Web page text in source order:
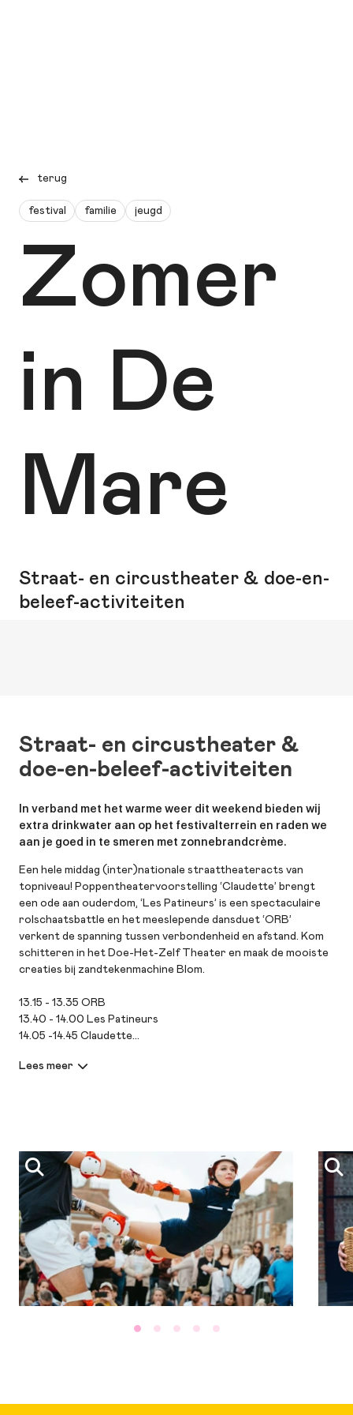
terug
festival familie jeugd
Zomer
in De
Mare
Straat- en circustheater & doe-en-
beleef-activiteiten
Straat- en circustheater &
doe-en-beleef-activiteiten
In verband met het warme weer dit weekend bieden wij
extra drinkwater aan op het festivalterrein en raden we
aan je goed in te smeren met zonnebrandcrème.
Een hele middag (inter)nationale straattheateracts van
topniveau! Poppentheatervoorstelling ‘Claudette’ brengt
een ode aan ouderdom, ‘Les Patineurs’ is een spectaculaire
rolschaatsbattle en het meeslepende dansduet ‘ORB’
verkent de spanning tussen verbondenheid en afstand. Kom
schitteren in het Doe-Het-Zelf Theater en maak de mooiste
creaties bij zandtekenmachine Blom.
13.15 - 13.35 ORB
13.40 - 14.00 Les Patineurs
14.05 -14.45 Claudette
15.35 - 15.55 Les Patineurs
Maleta Company & Cie. Balancetoi – Claudette
Claudette is een eerbetoon aan ouderdom — een viering van
rimpels vol wijsheid en ervaring. Met een combinatie van
jongleren en poppenspel vertelt de voorstelling het verhaal
van een oude dame die zich verzet tegen haar eenzaamheid.
Het volgt de tedere band tussen een kleinkind en een
dromerige oma, die zich weer levendig wil voelen.
15Feet6 – Les Patineurs
Les Patineurs voeren een strijd op het scherpst van de
spectaculaire battle op rolschaatsen. Émile Waldteufel